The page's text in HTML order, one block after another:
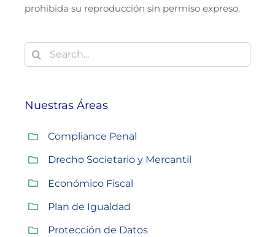
prohibida su reproducción sin permiso expreso.
Buscar:
Nuestras Áreas
Compliance Penal
Drecho Societario y Mercantil
Económico Fiscal
Plan de Igualdad
Protección de Datos